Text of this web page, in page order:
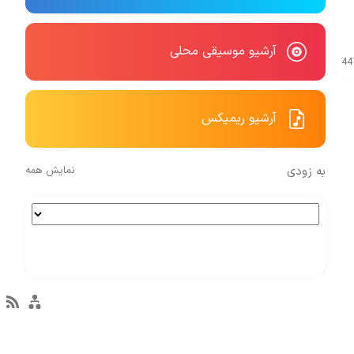
آرشیو موسیقی محلی
آرشیو ریمیکس
به زودی نمایش همه